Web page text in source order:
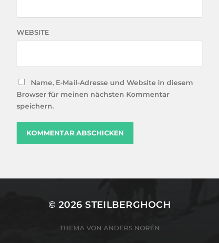
WEBSITE
Name, E-Mail-Adresse und Website in diesem
Browser für meinen nächsten Kommentar
speichern.
© 2026STEILBERGHOCH
THEMA VON ANDERS NORÉN